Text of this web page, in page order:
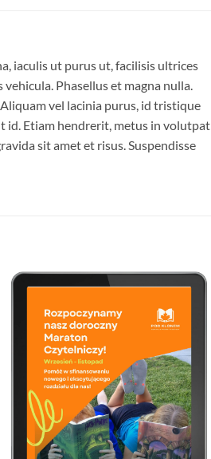
iaculis ut purus ut, facilisis ultrices
Phasellus et magna nulla.
vel lacinia purus, id tristique
id. Etiam hendrerit, metus in volutpat
sit amet et risus. Suspendisse